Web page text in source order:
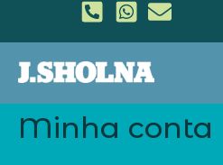
Minha conta